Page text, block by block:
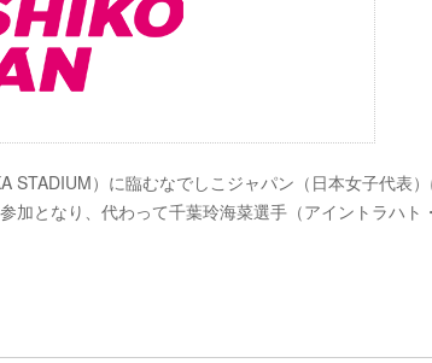
STADIUM）に臨むなでしこジャパン（日本女子代表
加となり、代わって千葉玲海菜選手（アイントラハト